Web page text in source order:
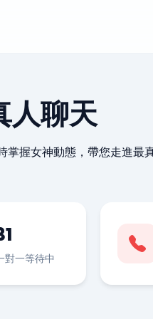
人聊天
握女神動態，帶您走進最
對一等待中